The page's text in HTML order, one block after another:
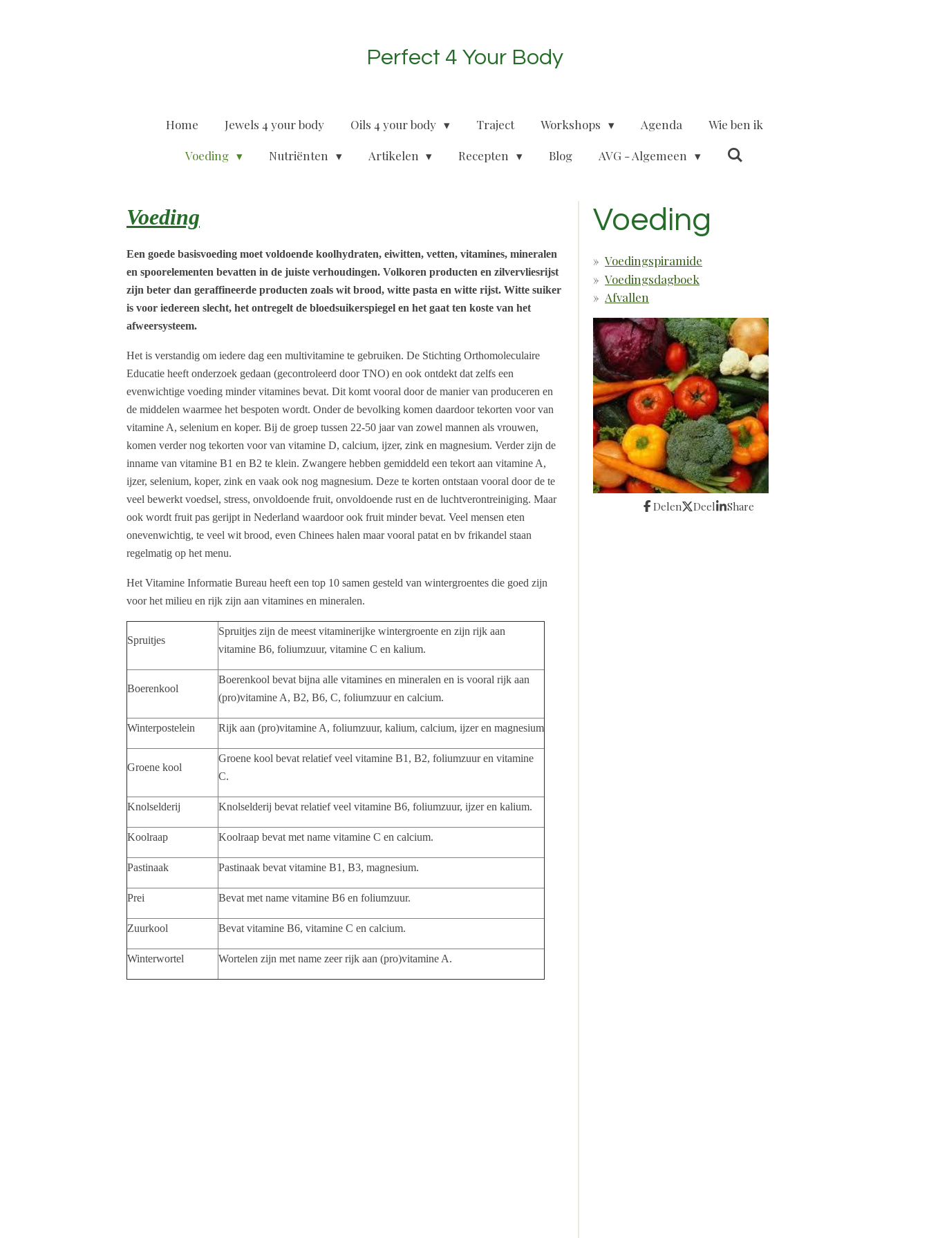
Perfect 4 Your Body
Home Jewels 4 your body Oils 4 your body Traject Workshops Agenda Wie ben ik
Voeding Nutriënten Artikelen Recepten Blog AVG - Algemeen
Voeding
Een goede basisvoeding moet voldoende koolhydraten, eiwitten, vetten, vitamines, mineralen
en spoorelementen bevatten in de juiste verhoudingen. Volkoren producten en zilvervliesrijst
zijn beter dan geraffineerde producten zoals wit brood, witte pasta en witte rijst. Witte suiker
is voor iedereen slecht, het ontregelt de bloedsuikerspiegel en het gaat ten koste van het
afweersysteem.
Het is verstandig om iedere dag een multivitamine te gebruiken. De Stichting Orthomoleculaire
Educatie heeft onderzoek gedaan (gecontroleerd door TNO) en ook ontdekt dat zelfs een
evenwichtige voeding minder vitamines bevat. Dit komt vooral door de manier van produceren en
de middelen waarmee het bespoten wordt. Onder de bevolking komen daardoor tekorten voor van
vitamine A, selenium en koper. Bij de groep tussen 22-50 jaar van zowel mannen als vrouwen,
komen verder nog tekorten voor van vitamine D, calcium, ijzer, zink en magnesium. Verder zijn de
inname van vitamine B1 en B2 te klein. Zwangere hebben gemiddeld een tekort aan vitamine A,
ijzer, selenium, koper, zink en vaak ook nog magnesium. Deze te korten ontstaan vooral door de te
veel bewerkt voedsel, stress, onvoldoende fruit, onvoldoende rust en de luchtverontreiniging. Maar
ook wordt fruit pas gerijpt in Nederland waardoor ook fruit minder bevat. Veel mensen eten
onevenwichtig, te veel wit brood, even Chinees halen maar vooral patat en bv frikandel staan
regelmatig op het menu.
Het Vitamine Informatie Bureau heeft een top 10 samen gesteld van wintergroentes die goed zijn
voor het milieu en rijk zijn aan vitamines en mineralen.
Spruitjes
Spruitjes zijn de meest vitaminerijke wintergroente en zijn rijk aan
vitamine B6, foliumzuur, vitamine C en kalium.
Boerenkool
Boerenkool bevat bijna alle vitamines en mineralen en is vooral rijk aan
(pro)vitamine A, B2, B6, C, foliumzuur en calcium.
Winterpostelein Rijk aan (pro)vitamine A, foliumzuur, kalium, calcium, ijzer en magnesium
Groene kool
Groene kool bevat relatief veel vitamine B1, B2, foliumzuur en vitamine
C.
Knolselderij Knolselderij bevat relatief veel vitamine B6, foliumzuur, ijzer en kalium.
Koolraap Koolraap bevat met name vitamine C en calcium.
Pastinaak Pastinaak bevat vitamine B1, B3, magnesium.
Prei Bevat met name vitamine B6 en foliumzuur.
Zuurkool Bevat vitamine B6, vitamine C en calcium.
Winterwortel Wortelen zijn met name zeer rijk aan (pro)vitamine A.
Voeding
Voedingspiramide
Voedingsdagboek
Afvallen
Delen Deel Share